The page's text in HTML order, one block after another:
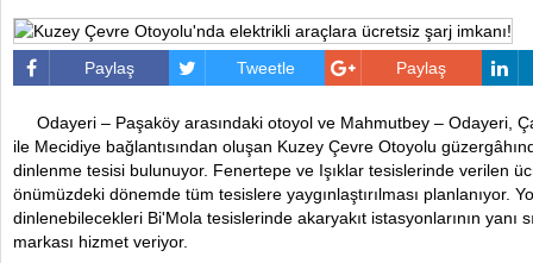
Paylaş Tweetle Paylaş
Odayeri – Paşaköy arasındaki otoyol ve Mahmutbey – Odayeri,
ile Mecidiye bağlantısından oluşan Kuzey Çevre Otoyolu
dinlenme tesisi bulunuyor. Fenertepe ve Işıklar tesislerinde verilen
önümüzdeki dönemde tüm tesislere yaygınlaştırılması planlanıyor.
dinlenebilecekleri Bi'Mola tesislerinde akaryakıt istasyonlarının yanı
markası hizmet veriyor.